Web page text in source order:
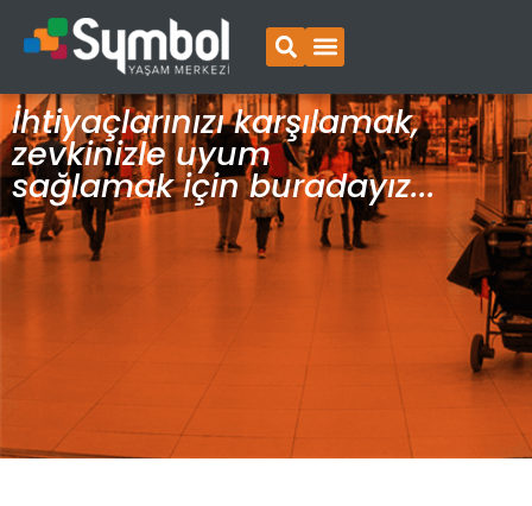
İhtiyaçlarınızı karşılamak,
zevkinizle uyum
sağlamak için buradayız...